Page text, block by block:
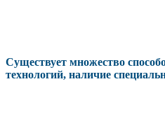
Существует множество
технологий, наличие